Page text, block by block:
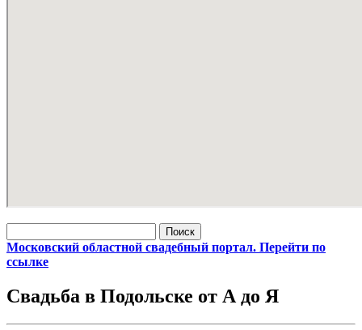
Московский областной свадебный портал. Перейти по
ссылке
Свадьба в Подольске от А до Я